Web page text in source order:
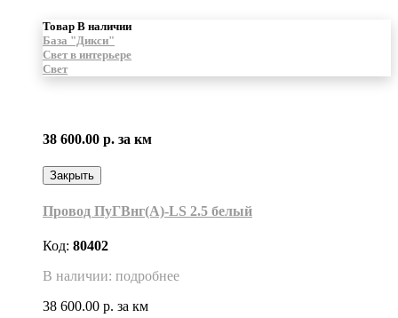
Товар В наличии
База "Дикси"
Свет в интерьере
Свет
38 600.00 р. за км
Закрыть
Провод ПуГВнг(A)-LS 2.5 белый
Код: 80402
В наличии: подробнее
38 600.00 р. за км